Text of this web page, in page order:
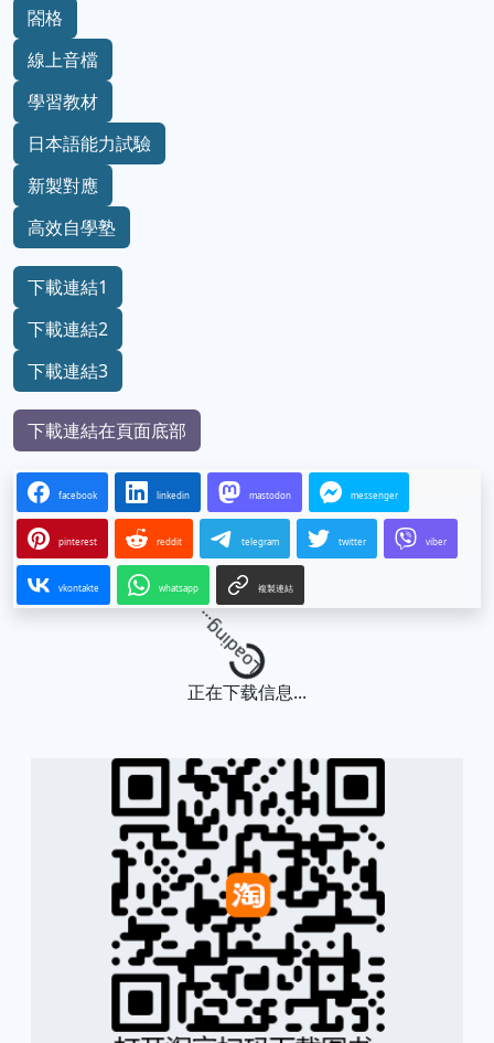
閤格
線上音檔
學習教材
日本語能力試驗
新製對應
高效自學塾
下載連結1
下載連結2
下載連結3
下載連結在頁面底部
facebook linkedin mastodon messenger
pinterest reddit telegram twitter viber
vkontakte whatsapp 複製連結
Loading...
正在下载信息...